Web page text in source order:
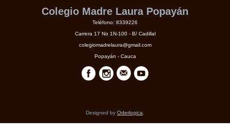
Colegio Madre Laura Popayán
Teléfono: 8339226
Carrera 17 No 1N-100 - B/ Cadillal
colegiomadrelaura@gmail.com
Popayán - Cauca
Designed by Oderlogica